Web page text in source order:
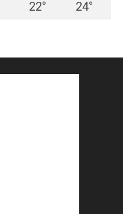
22° 24°